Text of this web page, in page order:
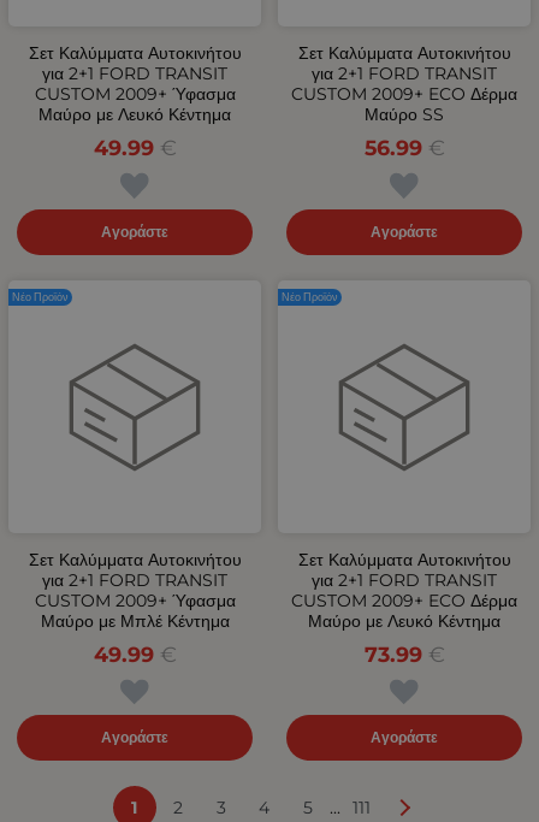
Σετ Καλύμματα Αυτοκινήτου
για 2+1 FORD TRANSIT
CUSTOM 2009+ Ύφασμα
Μαύρο με Λευκό Κέντημα
49.99 €
Αγοράστε
Σετ Καλύμματα Αυτοκινήτου
για 2+1 FORD TRANSIT
CUSTOM 2009+ ECO Δέρμα
Μαύρο SS
56.99 €
Αγοράστε
Σετ Καλύμματα Αυτοκινήτου
για 2+1 FORD TRANSIT
CUSTOM 2009+ Ύφασμα
Μαύρο με Μπλέ Κέντημα
49.99 €
Αγοράστε
Νέο Προϊόν
Σετ Καλύμματα Αυτοκινήτου
για 2+1 FORD TRANSIT
CUSTOM 2009+ ECO Δέρμα
Μαύρο με Λευκό Κέντημα
73.99 €
Αγοράστε
Νέο Προϊόν
1 2 3 4 5 ... 111